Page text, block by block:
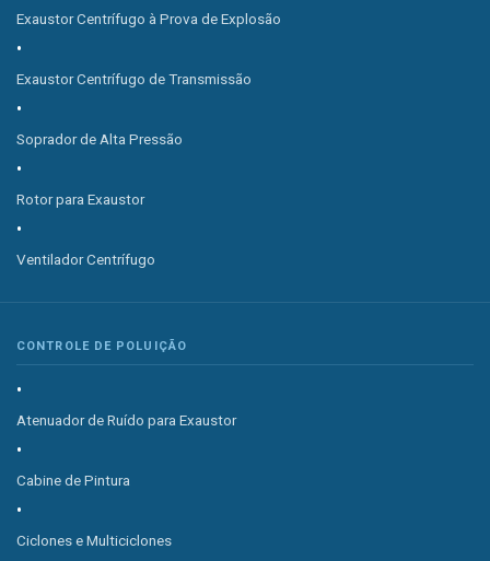
Exaustor Centrífugo à Prova de Explosão
Exaustor Centrífugo de Transmissão
Soprador de Alta Pressão
Rotor para Exaustor
Ventilador Centrífugo
CONTROLE DE POLUIÇÃO
Atenuador de Ruído para Exaustor
Cabine de Pintura
Ciclones e Multiciclones